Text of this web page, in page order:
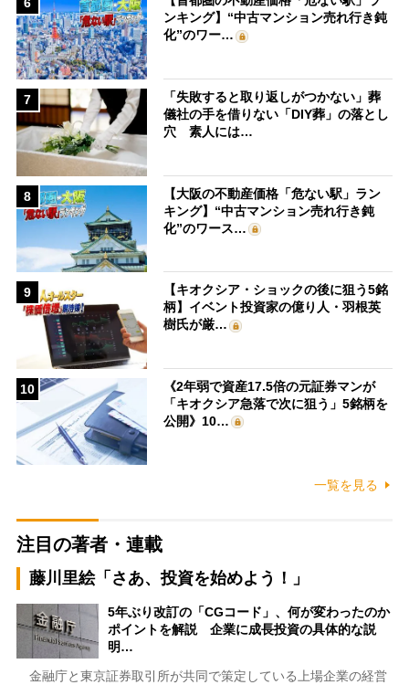
6
ンキング】“中古マンション売れ行き鈍
化”のワー…
7
「失敗すると取り返しがつかない」葬
儀社の手を借りない「DIY葬」の落とし
穴 素人には…
8
【大阪の不動産価格「危ない駅」ラン
キング】“中古マンション売れ行き鈍
化”のワース…
9
【キオクシア・ショックの後に狙う5銘
柄】イベント投資家の億り人・羽根英
樹氏が厳…
10
《2年弱で資産17.5倍の元証券マンが
「キオクシア急落で次に狙う」5銘柄を
公開》10…
一覧を見る
注目の著者・連載
藤川里絵「さあ、投資を始めよう！」
5年ぶり改訂の「CGコード」、何が変わったのか
ポイントを解説 企業に成長投資の具体的な説
明…
金融庁と東京証券取引所が共同で策定している上場企業の経営